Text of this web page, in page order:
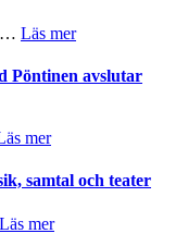
kompott
–
Delvis
vidsträckta
… Läs merom
Trustorhärvan
mycket
Pöntinen avslutar
merom
Endre,
och
samtal och teater
Läs merom